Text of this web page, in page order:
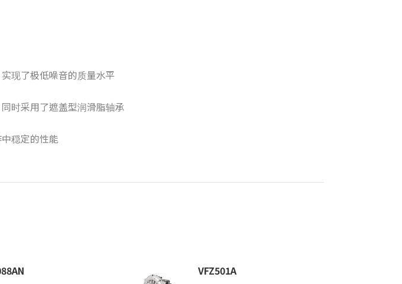
现了极低噪音的质量水平
时采用了遮盖型润滑脂轴承
穏定的性能
VFZ501A